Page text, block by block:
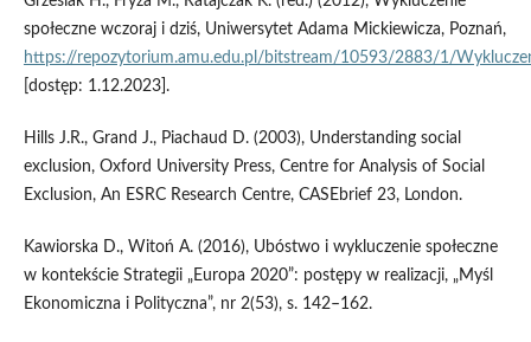
społeczne wczoraj i dziś, Uniwersytet Adama Mickiewicza, Poznań,
https://repozytorium.amu.edu.pl/bitstream/10593/2883/1/
[dostęp: 1.12.2023].
Hills J.R., Grand J., Piachaud D. (2003), Understanding social
exclusion, Oxford University Press, Centre for Analysis of Social
Exclusion, An ESRC Research Centre, CASEbrief 23, London.
Kawiorska D., Witoń A. (2016), Ubóstwo i wykluczenie społeczne
w kontekście Strategii „Europa 2020”: postępy w realizacji, „Myśl
Ekonomiczna i Polityczna”, nr 2(53), s. 142–162.